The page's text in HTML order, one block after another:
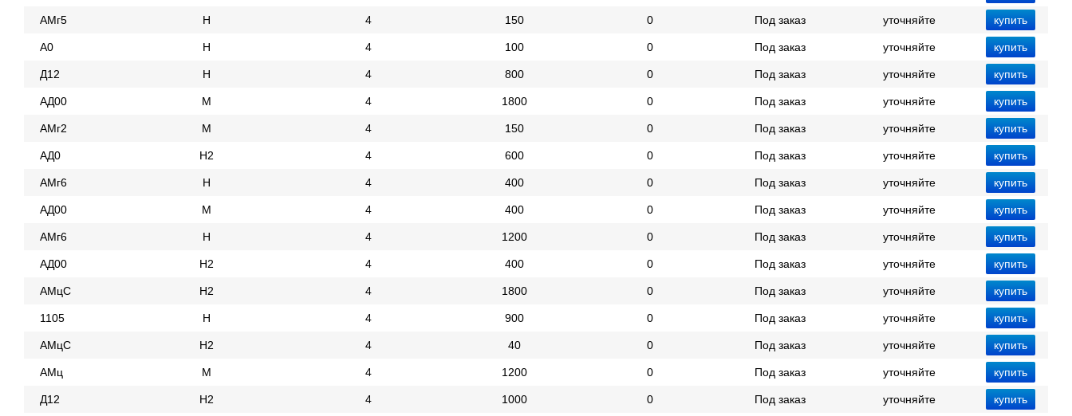
АМг5 Н 4 150 0 Под заказ уточняйте
А0 Н 4 100 0 Под заказ уточняйте
Д12 Н 4 800 0 Под заказ уточняйте
АД00 М 4 1800 0 Под заказ уточняйте
АМг2 М 4 150 0 Под заказ уточняйте
АД0 Н2 4 600 0 Под заказ уточняйте
АМг6 Н 4 400 0 Под заказ уточняйте
АД00 М 4 400 0 Под заказ уточняйте
АМг6 Н 4 1200 0 Под заказ уточняйте
АД00 Н2 4 400 0 Под заказ уточняйте
АМцС Н2 4 1800 0 Под заказ уточняйте
1105 Н 4 900 0 Под заказ уточняйте
АМцС Н2 4 40 0 Под заказ уточняйте
АМц М 4 1200 0 Под заказ уточняйте
Д12 Н2 4 1000 0 Под заказ уточняйте